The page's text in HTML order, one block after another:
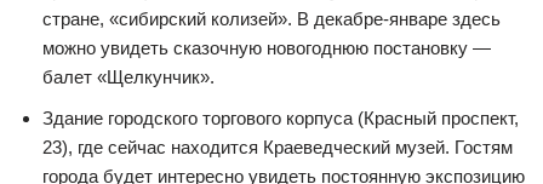
стране, «сибирский колизей». В декабре-январе здесь
можно увидеть сказочную новогоднюю постановку —
балет «Щелкунчик».
Здание городского торгового корпуса (Красный проспект,
23), где сейчас находится Краеведческий музей. Гостям
города будет интересно увидеть постоянную экспозицию